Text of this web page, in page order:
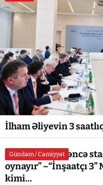
İlham Əliyevin 3 saatlıq
Gündəm / Cəmiyyət
Fərid Qyıbov Gəncə
oynayır” –“İnşaatçı
kimi…